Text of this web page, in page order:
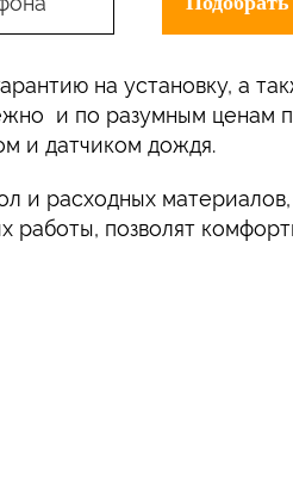
на установку, а
и по разумным ценам
и датчиком дождя.
и расходных
работы, позволят